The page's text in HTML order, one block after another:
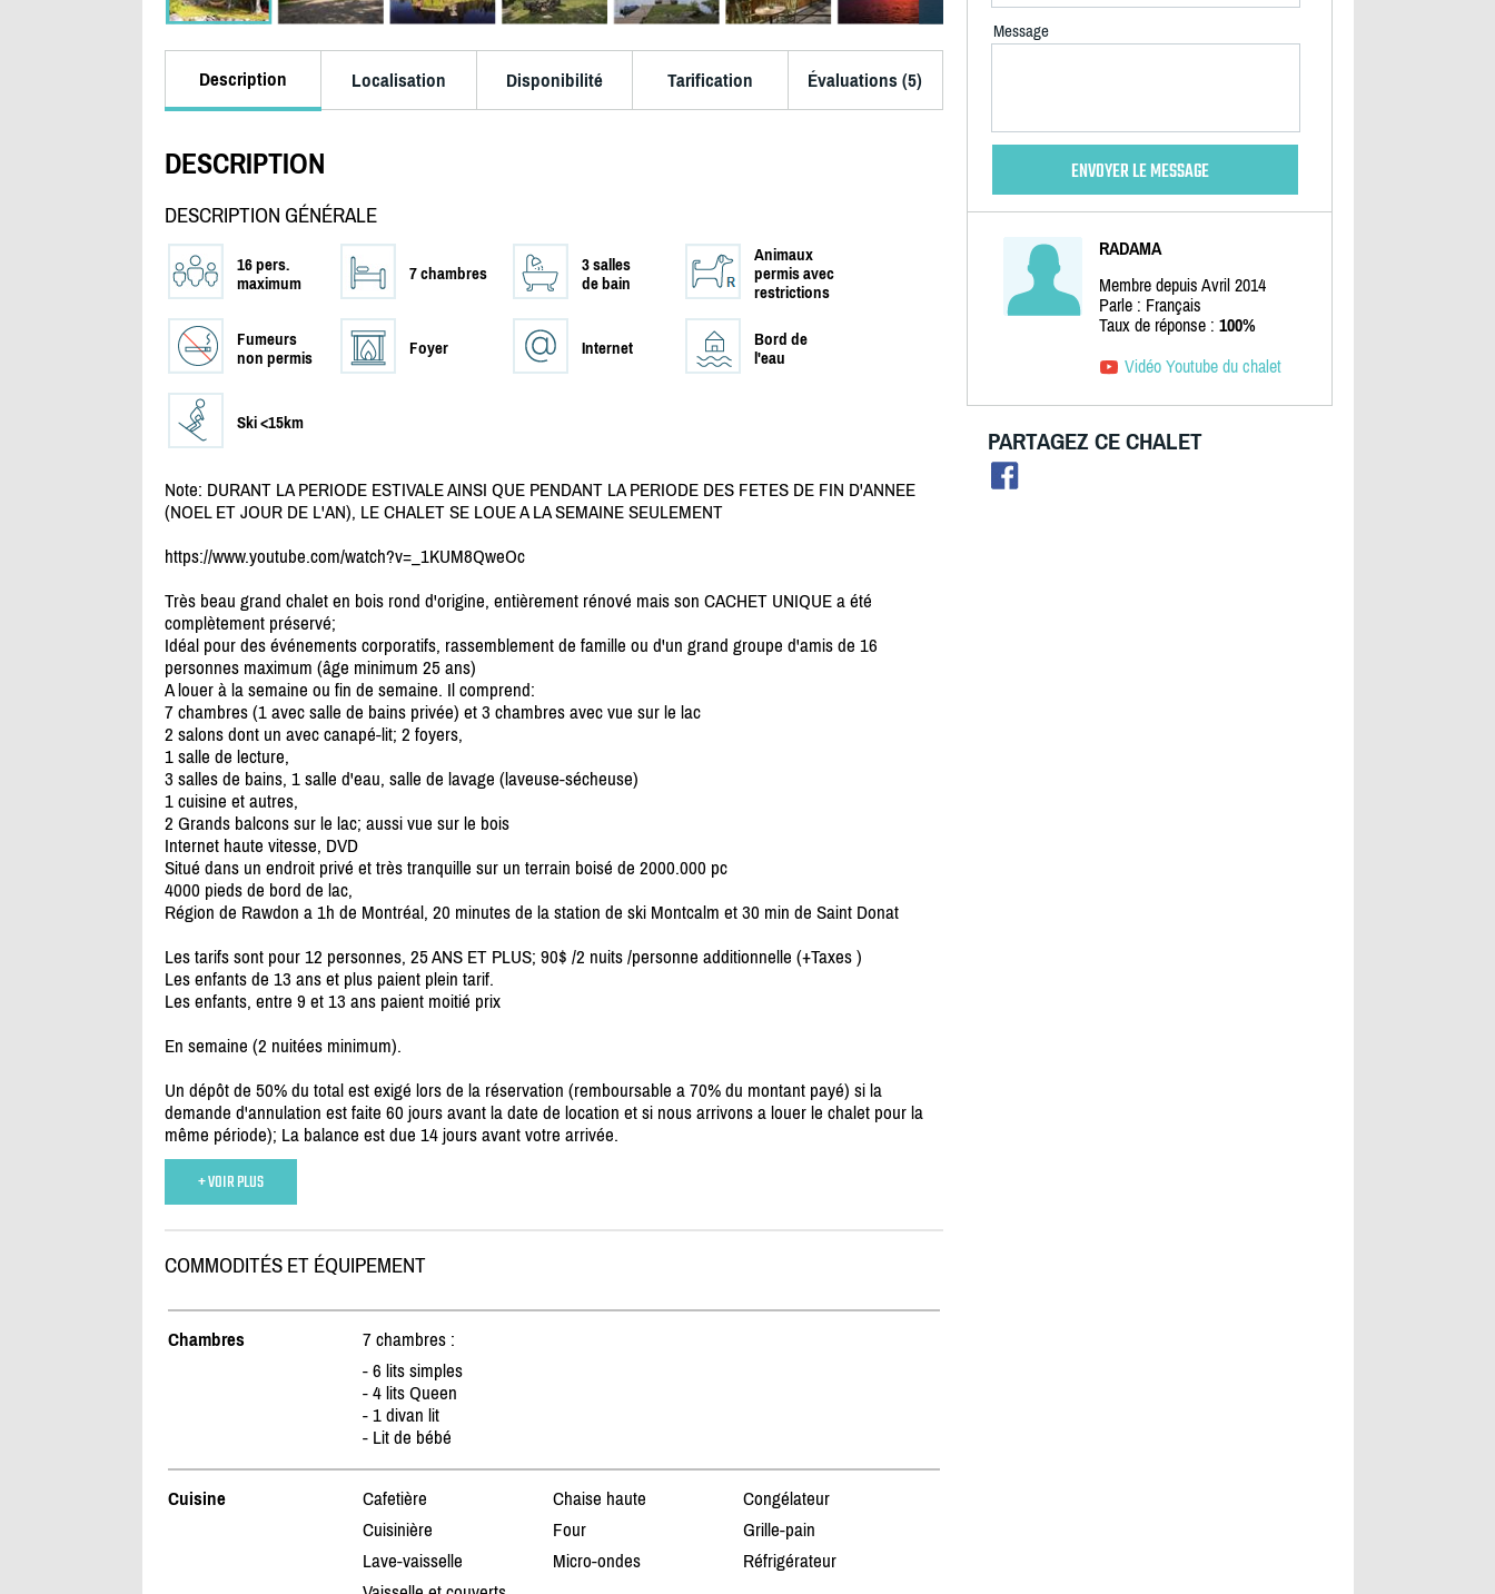
Description Localisation Disponibilité Tarification Évaluations (5)
DESCRIPTION
DESCRIPTION GÉNÉRALE
16 pers.
maximum
7 chambres
3 salles
de bain
Animaux
permis avec
restrictions
Fumeurs
non permis
Foyer Internet
Bord de
l'eau
Ski <15km
Note: DURANT LA PERIODE ESTIVALE AINSI QUE PENDANT LA PERIODE DES FETES DE FIN D'ANNEE
(NOEL ET JOUR DE L'AN), LE CHALET SE LOUE A LA SEMAINE SEULEMENT
https://www.youtube.com/watch?v=_1KUM8QweOc
Très beau grand chalet en bois rond d'origine, entièrement rénové mais son CACHET UNIQUE a été
complètement préservé;
Idéal pour des événements corporatifs, rassemblement de famille ou d'un grand groupe d'amis de 16
personnes maximum (âge minimum 25 ans)
A louer à la semaine ou fin de semaine. Il comprend:
7 chambres (1 avec salle de bains privée) et 3 chambres avec vue sur le lac
2 salons dont un avec canapé-lit; 2 foyers,
1 salle de lecture,
3 salles de bains, 1 salle d'eau, salle de lavage (laveuse-sécheuse)
1 cuisine et autres,
2 Grands balcons sur le lac; aussi vue sur le bois
Internet haute vitesse, DVD
Situé dans un endroit privé et très tranquille sur un terrain boisé de 2000.000 pc
4000 pieds de bord de lac,
Région de Rawdon a 1h de Montréal, 20 minutes de la station de ski Montcalm et 30 min de Saint Donat
Les tarifs sont pour 12 personnes, 25 ANS ET PLUS; 90$ /2 nuits /personne additionnelle (+Taxes )
Les enfants de 13 ans et plus paient plein tarif.
Les enfants, entre 9 et 13 ans paient moitié prix
En semaine (2 nuitées minimum).
Un dépôt de 50% du total est exigé lors de la réservation (remboursable a 70% du montant payé) si la
demande d'annulation est faite 60 jours avant la date de location et si nous arrivons a louer le chalet pour la
même période); La balance est due 14 jours avant votre arrivée.
+ VOIR PLUS
COMMODITÉS ET ÉQUIPEMENT
Chambres
7 chambres :
- 6 lits simples
- 4 lits Queen
- 1 divan lit
- Lit de bébé
Cuisine Cafetière Chaise haute
Congélateur
Cuisinière
Four
Grille-pain
Lave-vaisselle
Micro-ondes
Réfrigérateur
Message
RADAMA
Membre depuis Avril 2014
Parle : Français
Taux de réponse : 100%
Vidéo Youtube du chalet
PARTAGEZ CE CHALET